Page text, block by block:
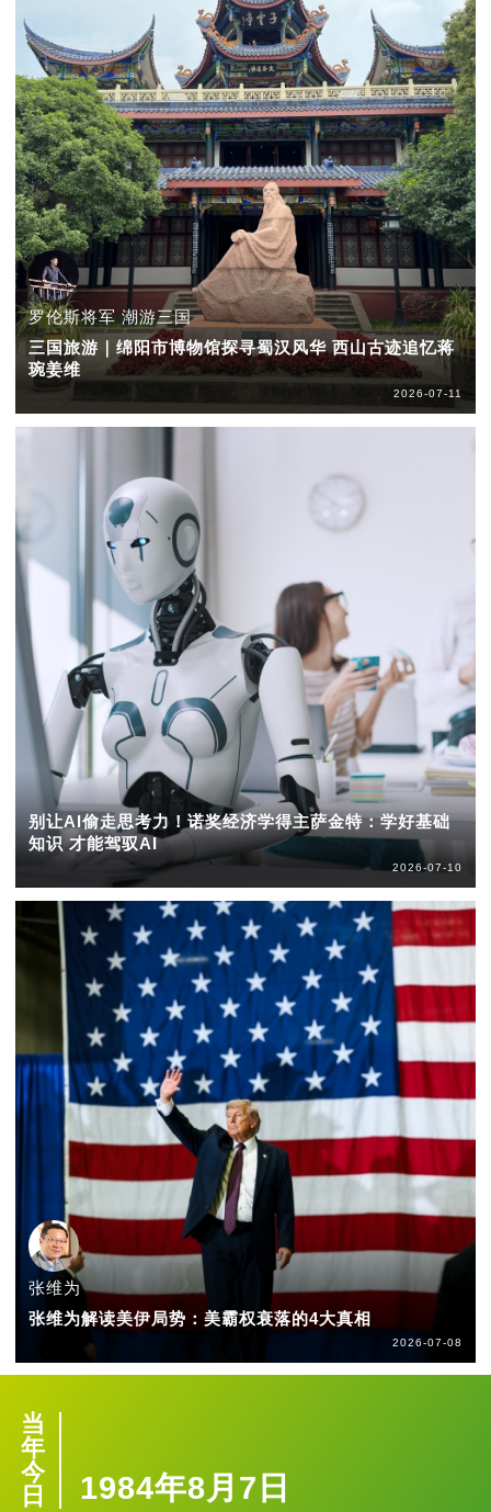
罗伦斯将军 潮游三国
三国旅游｜绵阳市博物馆探寻蜀汉风华 西山古迹追忆蒋
琬姜维
2026-07-11
别让AI偷走思考力！诺奖经济学得主萨金特：学好基础
知识 才能驾驭AI
2026-07-10
张维为
张维为解读美伊局势：美霸权衰落的4大真相
2026-07-08
当
年
今
日
1984年8月7日